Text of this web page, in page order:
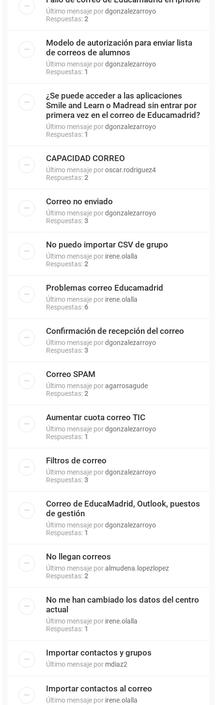
Último mensaje pordgonzalezarroyo
Respuestas:2
Modelo de autorización para enviar lista
de correos de alumnos
Último mensaje pordgonzalezarroyo
Respuestas: 1
¿Se puede acceder a las aplicaciones
Smile and Learn o Madread sin entrar por
primera vez en el correo de Educamadrid?
Último mensaje pordgonzalezarroyo
Respuestas: 1
CAPACIDAD CORREO
Último mensaje poroscar.rodriguez4
Respuestas:2
Correo no enviado
Último mensaje pordgonzalezarroyo
Respuestas:3
No puedo importar CSV de grupo
Último mensaje por irene.olalla
Respuestas:2
Problemas correo Educamadrid
Último mensaje por irene.olalla
Respuestas: 6
Confirmación de recepción del correo
Último mensaje pordgonzalezarroyo
Respuestas:3
Correo SPAM
Último mensaje poragarrosagude
Respuestas:2
Aumentar cuota correo TIC
Último mensaje pordgonzalezarroyo
Respuestas: 1
Filtros de correo
Último mensaje pordgonzalezarroyo
Respuestas:3
Correo de EducaMadrid, Outlook, puestos
de gestión
Último mensaje pordgonzalezarroyo
Respuestas: 1
No llegan correos
Último mensaje poralmudena.lopezlopez
Respuestas:2
No me han cambiado los datos del centro
actual
Último mensaje por irene.olalla
Respuestas: 1
Importar contactos y grupos
Último mensaje por mdiaz2
Importar contactos al correo
Último mensaje por irene.olalla